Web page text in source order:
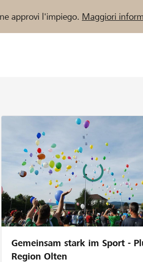
approvi l'impiego. Maggiori
Raiffeisen
Gemeinsam stark im Sport -
Region Olten